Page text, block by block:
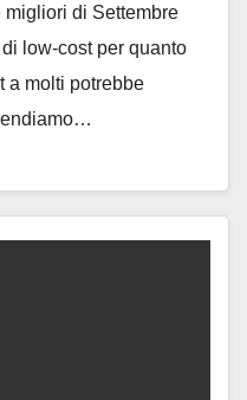
migliori di Settembre
low-cost per quanto
a molti potrebbe